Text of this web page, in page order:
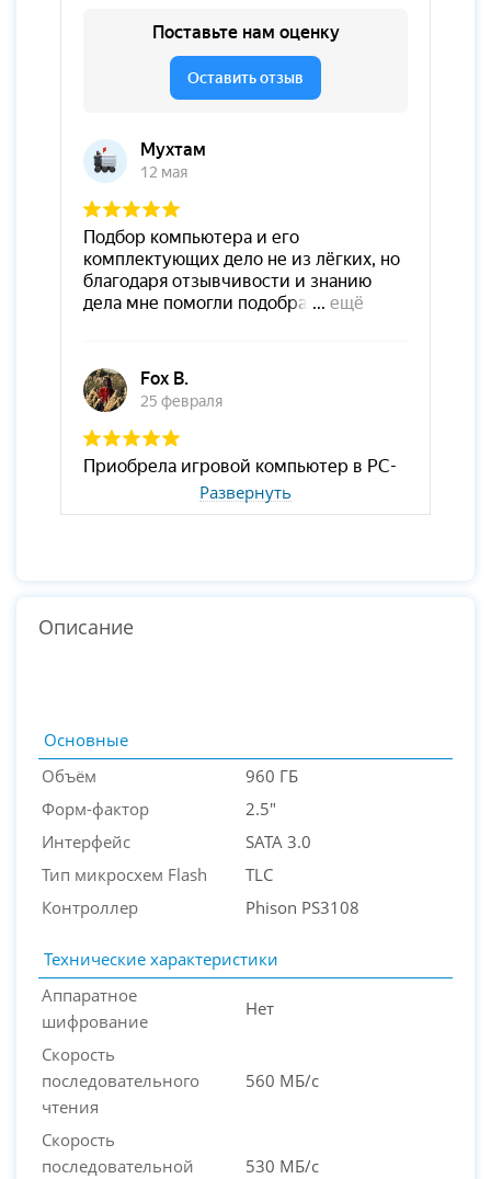
Развернуть
Описание
Основные
Объём
960 ГБ
Форм-фактор
2.5"
Интерфейс
SATA 3.0
Тип микросхем Flash
TLC
Контроллер
Phison PS3108
Технические характеристики
Аппаратное
шифрование
Нет
Скорость
последовательного
чтения
560 МБ/с
Скорость
последовательной
530 МБ/с